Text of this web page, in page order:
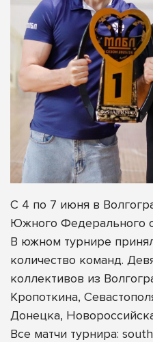
С 4 по 7 июня в
Южного Федерального
В южном турнире
количество команд.
коллективов из
Кропоткина,
Донецка,
Все матчи турнира: